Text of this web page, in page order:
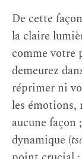
De cette
la claire
comme votre
demeurez
réprimer ni
les émotions,
aucune façon
dynamique (